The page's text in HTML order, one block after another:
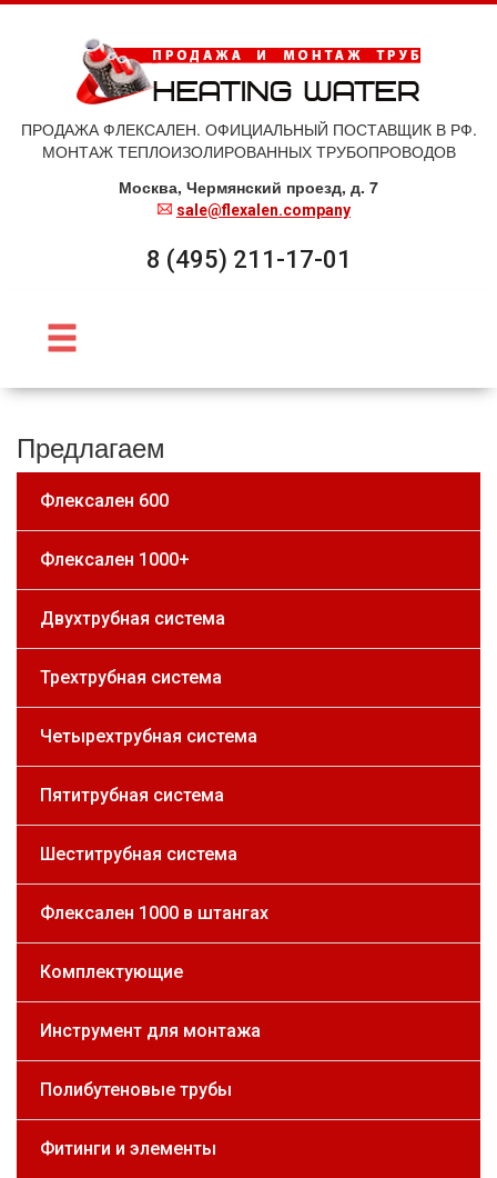
ПРОДАЖА ФЛЕКСАЛЕН. ОФИЦИАЛЬНЫЙ ПОСТАВЩИК В РФ.
МОНТАЖ ТЕПЛОИЗОЛИРОВАННЫХ ТРУБОПРОВОДОВ
Москва, Чермянский проезд, д. 7
sale@flexalen.company
8 (495) 211-17-01
Предлагаем
Флексален 600
Флексален 1000+
Двухтрубная система
Трехтрубная система
Четырехтрубная система
Пятитрубная система
Шеститрубная система
Флексален 1000 в штангах
Комплектующие
Инструмент для монтажа
Полибутеновые трубы
Фитинги и элементы